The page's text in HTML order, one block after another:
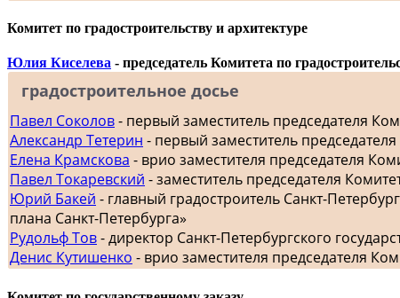
Комитет по градостроительству и архитектуре
Юлия Киселева - председатель Комитета по
градостроительное досье
Павел Соколов- первый заместитель председателя
Александр Тетерин - первый заместитель председателя
Елена Крамскова - врио заместителя председателя
Павел Токаревский - заместитель председателя
Юрий Бакей - главный градостроитель Санкт-
плана Санкт-Петербурга»
Рудольф Тов- директор Санкт-Петербургского
Денис Кутишенко - врио заместителя председателя